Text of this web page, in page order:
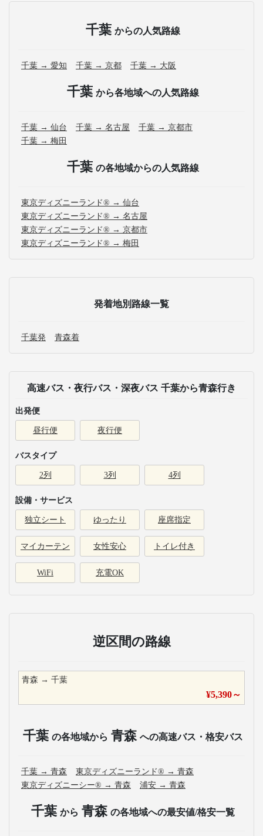
千葉 からの人気路線
千葉 → 愛知 千葉 → 京都 千葉 → 大阪
千葉 から各地域への人気路線
千葉 → 仙台 千葉 → 名古屋
千葉 → 京都市
千葉 → 梅田
千葉 の各地域からの人気路線
東京ディズニーランド® → 仙台
東京ディズニーランド® → 名古屋
東京ディズニーランド® → 京都市
東京ディズニーランド® → 梅田
発着地別路線一覧
千葉発 青森着
高速バス・夜行バス・深夜バス 千葉から青森行き
出発便
昼行便 夜行便
バスタイプ
2列 3列 4列
設備・サービス
独立シート ゆったり 座席指定
マイカーテン 女性安心 トイレ付き
WiFi 充電OK
逆区間の路線
青森 → 千葉
¥5,390～
千葉 の各地域から 青森 への高速バス・格安バス
千葉 → 青森 東京ディズニーランド® → 青森
東京ディズニーシー® → 青森 浦安 → 青森
千葉 から 青森 の各地域への最安値/格安一覧